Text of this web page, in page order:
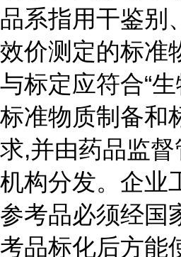
品系指用干鉴别
效价测定的标准
与标定应符合“
标准物质制备和
求,并由药品监
机构分发。企业
参考品必须经国
考品标化后方能